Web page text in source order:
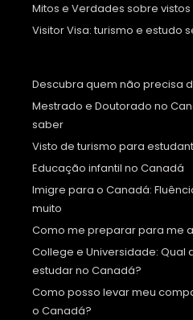
Mitos e Verdades sobre
Visitor Visa: turismo e estudo
Descubra quem não precisa
Mestrado e Doutorado no
saber
Visto de turismo para
Educação infantil no Canadá
Imigre para o Canadá:
muito
Como me preparar para me
College e Universidade: Qual
estudar no Canadá?
Como posso levar meu
o Canadá?